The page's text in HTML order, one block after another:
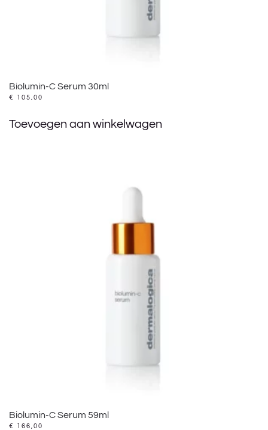
Biolumin-C Serum 30ml
€ 105,00
Toevoegen aan winkelwagen
Biolumin-C Serum 59ml
€ 166,00